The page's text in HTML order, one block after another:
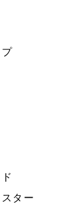
ター